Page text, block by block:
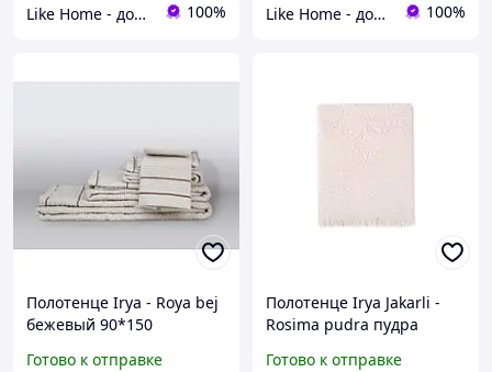
Like Home - домашний уют для всей семьи. Будьте как дома 🤗 100% Like Home - домашний уют для всей семьи. Будьте как дома 🤗 100%
Полотенце Irya - Roya bej
бежевый 90*150
Готово к отправке
Полотенце Irya Jakarli -
Rosima pudra пудра
Готово к отправке